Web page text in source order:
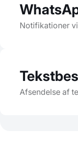
Notifikationer
Afsendelse af